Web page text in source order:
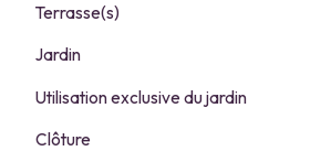
Terrasse(s)
Jardin
Utilisation exclusive du jardin
Clôture